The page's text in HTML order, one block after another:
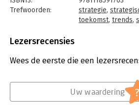
toekomst onder controle te krijgen. U
ideeën die u helpen bij het vaststellen
Trefwoorden:
strategie,
toekomst, trends,
Bindwijze:
Uitgever:
John Wiley & Sons
Hoofdrubriek: Strategisch
Lezersrecensies
Wees de eerste die een
Uw waardering ?